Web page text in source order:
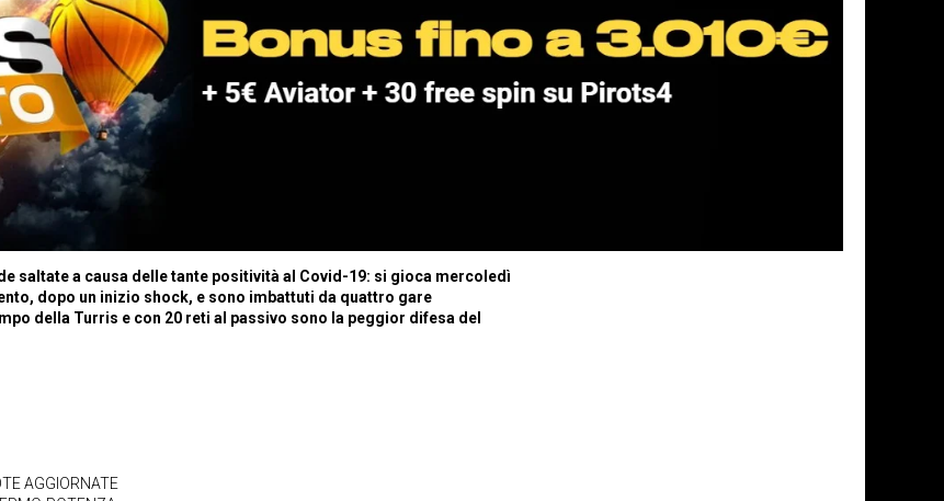
saltate a causa delle tante positività al Covid-19: si gioca mercoledì
dopo un inizio shock, e sono imbattuti da quattro gare
della Turris e con 20 reti al passivo sono la peggior difesa del
AGGIORNATE